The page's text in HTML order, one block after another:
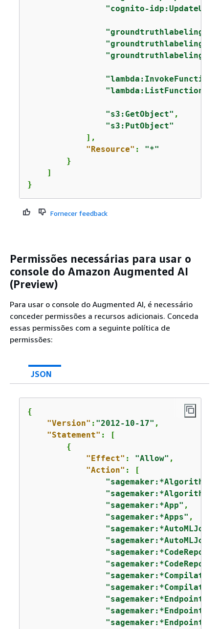
"cognito-
"lambda:InvokeFunction"
"lambda:ListFunctions"
"s3:GetObject" ,
"s3:PutObject"
            ],
"Resource" : "*"
        }
    ]
}
Fornecer feedback
Permissões necessárias para usar o
console do Amazon Augmented AI
(Preview)
Para usar o console do Augmented AI, é necessário
conceder permissões a recursos adicionais. Conceda
essas permissões com a seguinte política de
permissões:
JSON
{
"Version" : "2012-10-17" ,
"Statement" : [
{
"Effect" : "Allow" ,
"Action" : [
"sagemaker:*Algorithm"
"sagemaker:*Algorithms"
"sagemaker:*App" ,
"sagemaker:*Apps" ,
"sagemaker:*AutoMLJob"
"sagemaker:*AutoMLJobs"
"sagemaker:*Endpoint"